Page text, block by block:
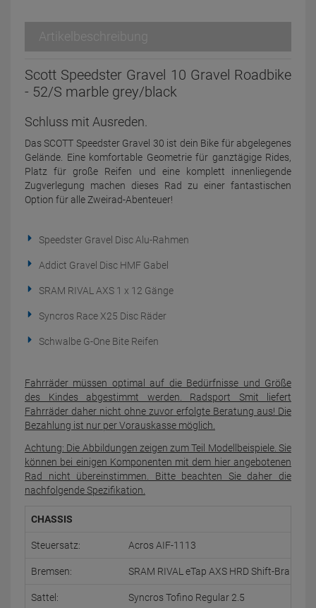
Artikelbeschreibung
Scott Speedster Gravel 10 Gravel Roadbike
- 52/S marble grey/black
Schluss mit Ausreden.
Das SCOTT Speedster Gravel 30 ist dein Bike für abgelegenes
Gelände. Eine komfortable Geometrie für ganztägige Rides,
Platz für große Reifen und eine komplett innenliegende
Zugverlegung machen dieses Rad zu einer fantastischen
Option für alle Zweirad-Abenteuer!
Speedster Gravel Disc Alu-Rahmen
Addict Gravel Disc HMF Gabel
SRAM RIVAL AXS 1 x 12 Gänge
Syncros Race X25 Disc Räder
Schwalbe G-One Bite Reifen
Fahrräder müssen optimal auf die Bedürfnisse und Größe
des Kindes abgestimmt werden. Radsport Smit liefert
Fahrräder daher nicht ohne zuvor erfolgte Beratung aus! Die
Bezahlung ist nur per Vorauskasse möglich.
Achtung: Die Abbildungen zeigen zum Teil Modellbeispiele. Sie
können bei einigen Komponenten mit dem hier angebotenen
Rad nicht übereinstimmen. Bitte beachten Sie daher die
nachfolgende Spezifikation.
CHASSIS
Steuersatz: Acros AIF-1113
Bremsen: SRAM RIVAL eTap AXS HRD Shift-Brake
Sattel: Syncros Tofino Regular 2.5